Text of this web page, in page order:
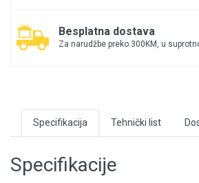
Besplatna dostava
Za narudžbe preko 300KM, u
Specifikacija Tehnički list
Specifikacije